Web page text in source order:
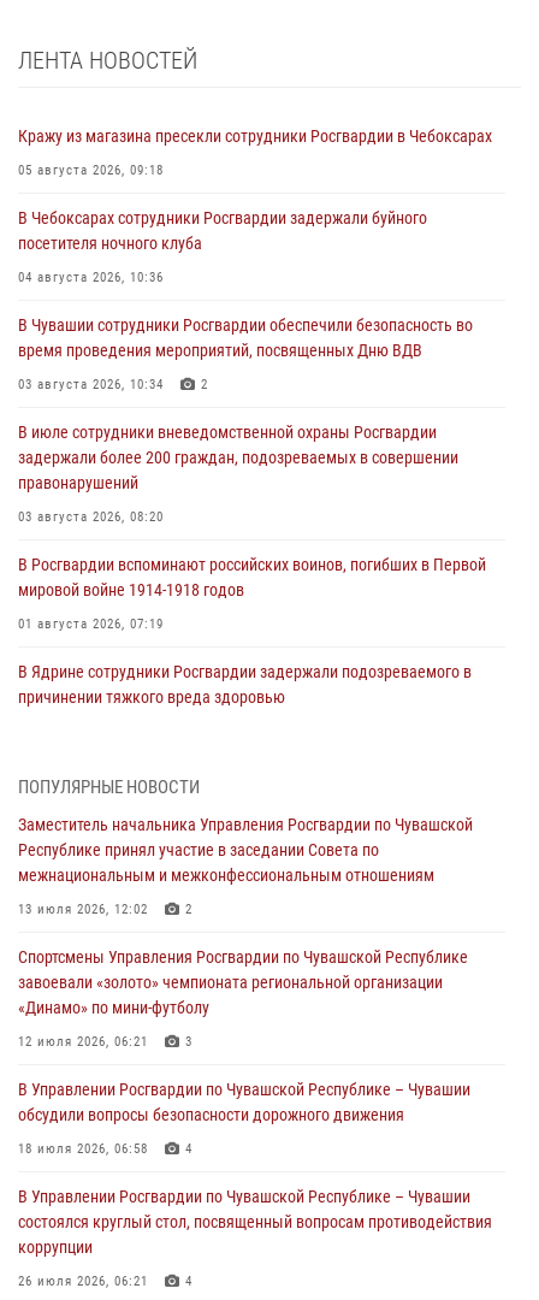
ЛЕНТА НОВОСТЕЙ
Кражу из магазина пресекли сотрудники Росгвардии в Чебоксарах
05 августа 2026, 09:18
В Чебоксарах сотрудники Росгвардии задержали буйного
посетителя ночного клуба
04 августа 2026, 10:36
В Чувашии сотрудники Росгвардии обеспечили безопасность во
время проведения мероприятий, посвященных Дню ВДВ
03 августа 2026, 10:34 2
В июле сотрудники вневедомственной охраны Росгвардии
задержали более 200 граждан, подозреваемых в совершении
правонарушений
03 августа 2026, 08:20
В Росгвардии вспоминают российских воинов, погибших в Первой
мировой войне 1914-1918 годов
01 августа 2026, 07:19
В Ядрине сотрудники Росгвардии задержали подозреваемого в
причинении тяжкого вреда здоровью
1 августа – День дежурной службы войск национальной гвардии
Директор Росгвардии Герой России генерал армии Виктор Золотов
поздравил специалистов подразделений тыла с профессиональным
01 августа 2026, 00:01
В Чебоксарах при участии спецназа Росгвардии изъята крупная
партия немаркированной никотиносодержащей продукции (видео)
Сотрудник вневедомственной охраны Росгвардии рассказал
корреспонденту Издательского дома «Хыпар» о службе в ВДВ
ПОПУЛЯРНЫЕ НОВОСТИ
Заместитель начальника Управления Росгвардии по Чувашской
Республике принял участие в заседании Совета по
межнациональным и межконфессиональным отношениям
13 июля 2026, 12:02 2
Спортсмены Управления Росгвардии по Чувашской Республике
завоевали «золото» чемпионата региональной организации
«Динамо» по мини-футболу
12 июля 2026, 06:21 3
В Управлении Росгвардии по Чувашской Республике – Чувашии
обсудили вопросы безопасности дорожного движения
18 июля 2026, 06:58 4
В Управлении Росгвардии по Чувашской Республике – Чувашии
состоялся круглый стол, посвященный вопросам противодействия
коррупции
26 июля 2026, 06:21 4